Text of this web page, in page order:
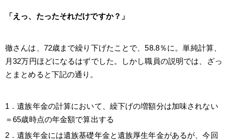
「えっ、たったそれだけですか？」
徹さんは、72歳まで繰り下げたことで、58.8％に。単純計算、
月32万円ほどになるはずでした。しかし職員の説明では、ざっ
とまとめると下記の通り。
1．遺族年金の計算において、繰下げの増額分は加味されない
＝65歳時点の年金額で算出する
2．遺族年金には遺族基礎年金と遺族厚生年金があるが、今回